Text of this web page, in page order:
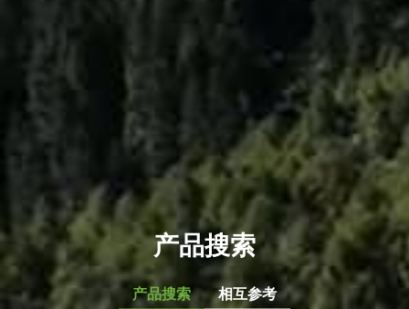
产品搜索
产品搜索 相互参考